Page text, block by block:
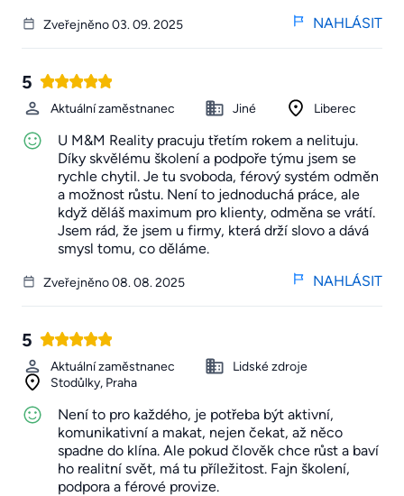
Zveřejněno 03. 09. 2025 NAHLÁSIT
5
Aktuální zaměstnanec Jiné Liberec
U M&M Reality pracuju třetím rokem a nelituju.
Díky skvělému školení a podpoře týmu jsem se
rychle chytil. Je tu svoboda, férový systém odměn
a možnost růstu. Není to jednoduchá práce, ale
když děláš maximum pro klienty, odměna se vrátí.
Jsem rád, že jsem u firmy, která drží slovo a dává
smysl tomu, co děláme.
Zveřejněno 08. 08. 2025 NAHLÁSIT
5
Aktuální zaměstnanec
Lidské zdroje
Stodůlky, Praha
Není to pro každého, je potřeba být aktivní,
komunikativní a makat, nejen čekat, až něco
spadne do klína. Ale pokud člověk chce růst a baví
ho realitní svět, má tu příležitost. Fajn školení,
podpora a férové provize.